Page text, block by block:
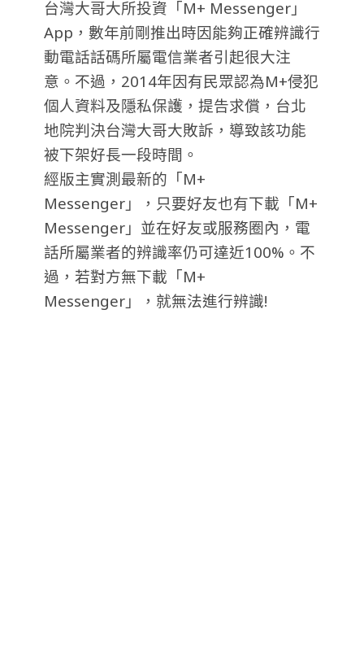
台灣大哥大所投資「M+ Messenger」
App，數年前剛推出時因能夠正確辨識行
動電話話碼所屬電信業者引起很大注
意。不過，2014年因有民眾認為M+侵犯
個人資料及隱私保護，提告求償，台北
地院判決台灣大哥大敗訴，導致該功能
被下架好長一段時間。
經版主實測最新的「M+
Messenger」，只要好友也有下載「M+
Messenger」並在好友或服務圈內，電
話所屬業者的辨識率仍可達近100%。不
過，若對方無下載「M+
Messenger」，就無法進行辨識!